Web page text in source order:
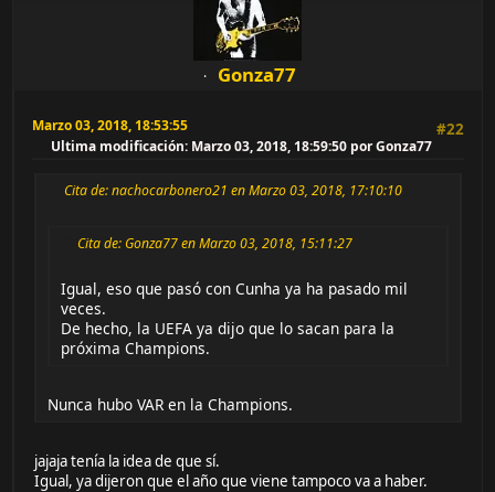
Gonza77
Marzo 03, 2018, 18:53:55 #22
Ultima modificación: Marzo 03, 2018, 18:59:50 por Gonza77
Cita de: nachocarbonero21 en Marzo 03, 2018, 17:10:10
Cita de: Gonza77 en Marzo 03, 2018, 15:11:27
Igual, eso que pasó con Cunha ya ha pasado mil
veces.
De hecho, la UEFA ya dijo que lo sacan para la
próxima Champions.
Nunca hubo VAR en la Champions.
jajaja tenía la idea de que sí.
Igual, ya dijeron que el año que viene tampoco va a haber.